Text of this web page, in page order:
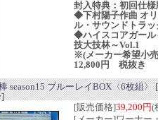
封入特典：初回仕様
◆下村陽子作曲 オ
ル・サウンドトラッ
◆ハイスコアガール
技大技林～Vol.1
※(メーカー希望小
12,800円 税抜き
season15 ブルーレイBOX〈6枚組〉
[販売価格]39,200円(